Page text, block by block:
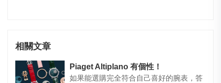
相關文章
Piaget Altiplano 有個性！
如果能選購完全符合自己喜好的腕表，答